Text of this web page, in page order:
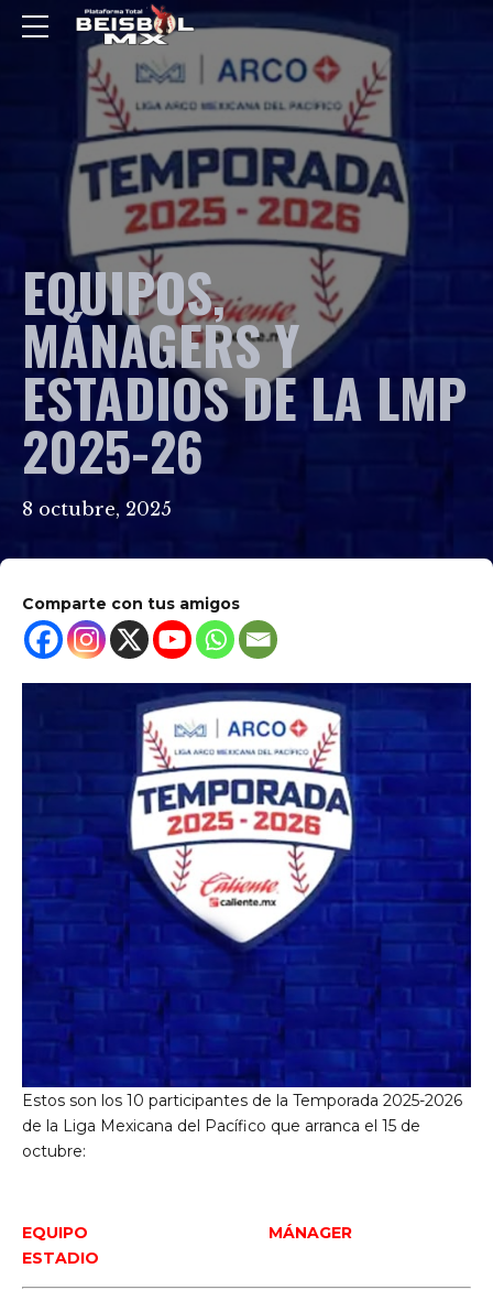
EQUIPOS,
MÁNAGERS Y
ESTADIOS DE LA LMP
2025-26
8 octubre, 2025
Comparte con tus amigos
Estos son los 10 participantes de la Temporada 2025-2026
de la Liga Mexicana del Pacífico que arranca el 15 de
octubre:
EQUIPO MÁNAGER
ESTADIO